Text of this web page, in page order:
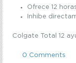
Ofrece 12
Inhibe
Colgate Total 12
0 Comments